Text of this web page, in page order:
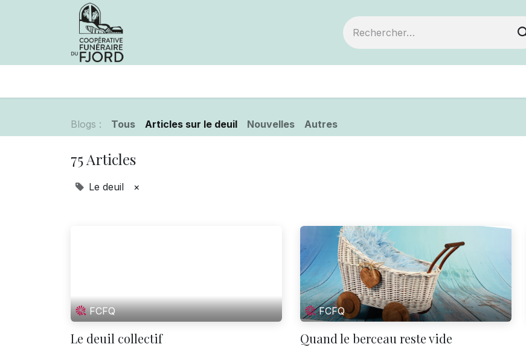
Blogs : Tous Articles sur le deuil Nouvelles Autres
75 Articles
Le deuil ×
FCFQ
Le deuil collectif
FCFQ
Quand le berceau reste vide